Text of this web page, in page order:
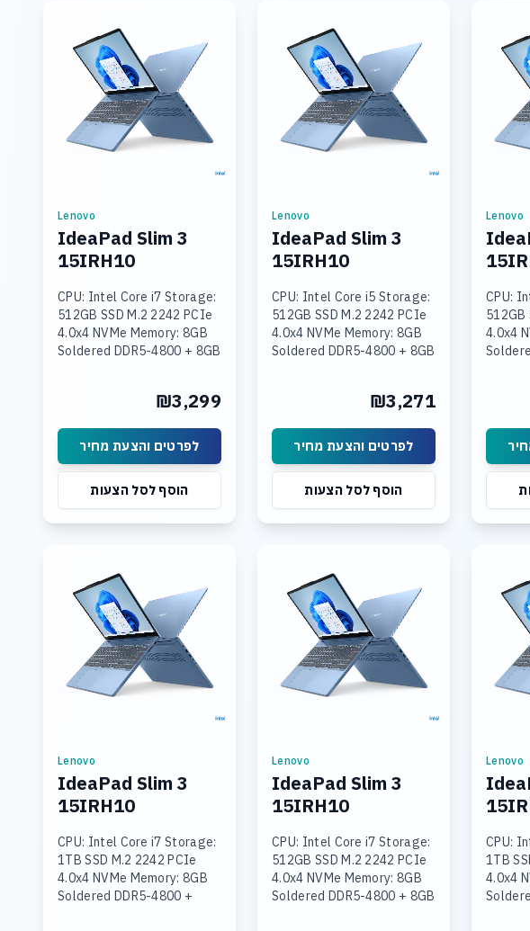
Lenovo
CPU:
512GB
4.0x4
UHD
Lenovo
IdeaPad Slim 3
15IRH10
CPU: Intel Core i5 Storage:
512GB SSD M.2 2242 PCIe
4.0x4 NVMe Memory: 8GB
Soldered DDR5-4800 + 8GB
UHD Graphics Display: 15.3
₪3,271
לפרטים והצעת מחיר
הוסף לסל הצעות
Lenovo
IdeaPad Slim 3
15IRH10
CPU: Intel Core i7 Storage:
512GB SSD M.2 2242 PCIe
4.0x4 NVMe Memory: 8GB
Soldered DDR5-4800 + 8GB
UHD Graphics Display: 15.3
₪3,299
לפרטים והצעת מחיר
הוסף לסל הצעות
Lenovo
CPU:
1TB
4.0x4
Lenovo
IdeaPad Slim 3
15IRH10
CPU: Intel Core i7 Storage:
512GB SSD M.2 2242 PCIe
4.0x4 NVMe Memory: 8GB
Soldered DDR5-4800 + 8GB
Lenovo
IdeaPad Slim 3
15IRH10
CPU: Intel Core i7 Storage:
1TB SSD M.2 2242 PCIe
4.0x4 NVMe Memory: 8GB
Soldered DDR5-4800 +